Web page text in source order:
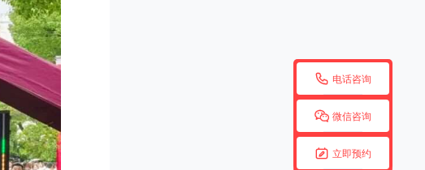
 电话咨询
 微信咨询
 立即预约